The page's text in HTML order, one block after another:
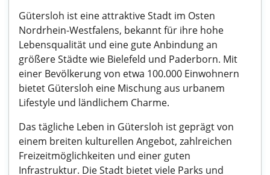
Gütersloh ist eine attraktive Stadt im Osten
Nordrhein-Westfalens, bekannt für ihre hohe
Lebensqualität und eine gute Anbindung an
größere Städte wie Bielefeld und Paderborn. Mit
einer Bevölkerung von etwa 100.000 Einwohnern
bietet Gütersloh eine Mischung aus urbanem
Lifestyle und ländlichem Charme.
Das tägliche Leben in Gütersloh ist geprägt von
einem breiten kulturellen Angebot, zahlreichen
Freizeitmöglichkeiten und einer guten
Infrastruktur. Die Stadt bietet viele Parks und